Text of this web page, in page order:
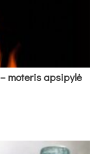
mo­te­ris ap­si­py­lė